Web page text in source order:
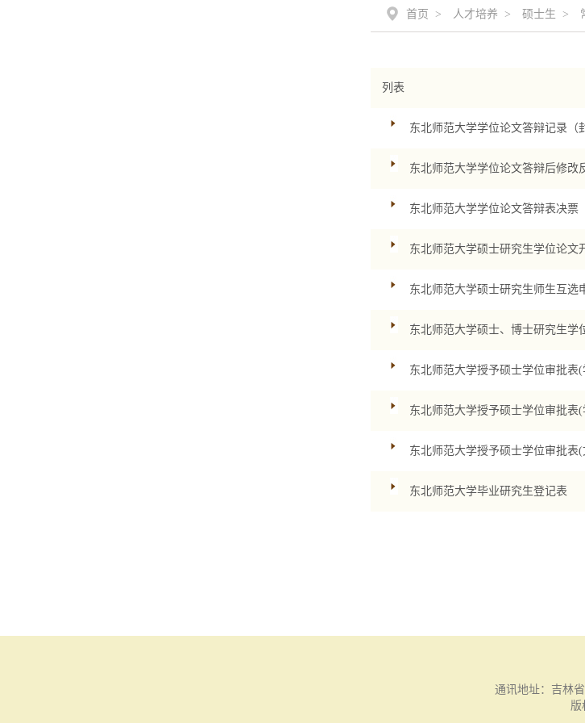
首页 > 人才培养 > 硕士生 >
列表
东北师范大学学位论文答辩记录（
东北师范大学学位论文答辩后修改
东北师范大学学位论文答辩表决票
东北师范大学硕士研究生学位论文
东北师范大学硕士研究生师生互选
东北师范大学硕士、博士研究生学
东北师范大学授予硕士学位审批表(
东北师范大学授予硕士学位审批表(
东北师范大学授予硕士学位审批表(
东北师范大学毕业研究生登记表
通讯地址：吉林